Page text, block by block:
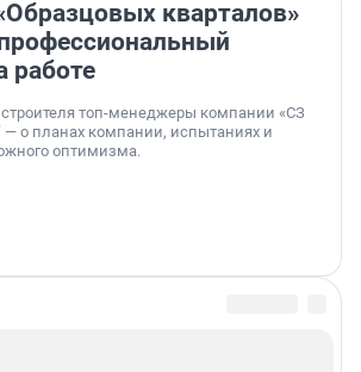
кварталов»
работе
топ-менеджеры компании «СЗ
— о планах компании, испытаниях и
оптимизма.